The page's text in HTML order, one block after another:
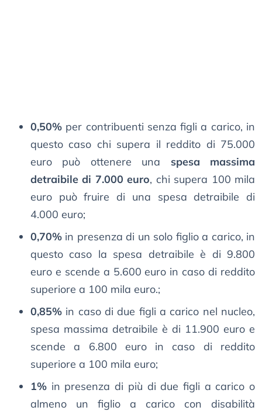
0,50% per contribuenti senza figli a carico, in
questo caso chi supera il reddito di 75.000
euro può ottenere una spesa massima
detraibile di 7.000 euro, chi supera 100 mila
euro può fruire di una spesa detraibile di
4.000 euro;
0,70% in presenza di un solo figlio a carico, in
questo caso la spesa detraibile è di 9.800
euro e scende a 5.600 euro in caso di reddito
superiore a 100 mila euro.;
0,85% in caso di due figli a carico nel nucleo,
spesa massima detraibile è di 11.900 euro e
scende a 6.800 euro in caso di reddito
superiore a 100 mila euro;
1% in presenza di più di due figli a carico o
almeno un figlio a carico con disabilità